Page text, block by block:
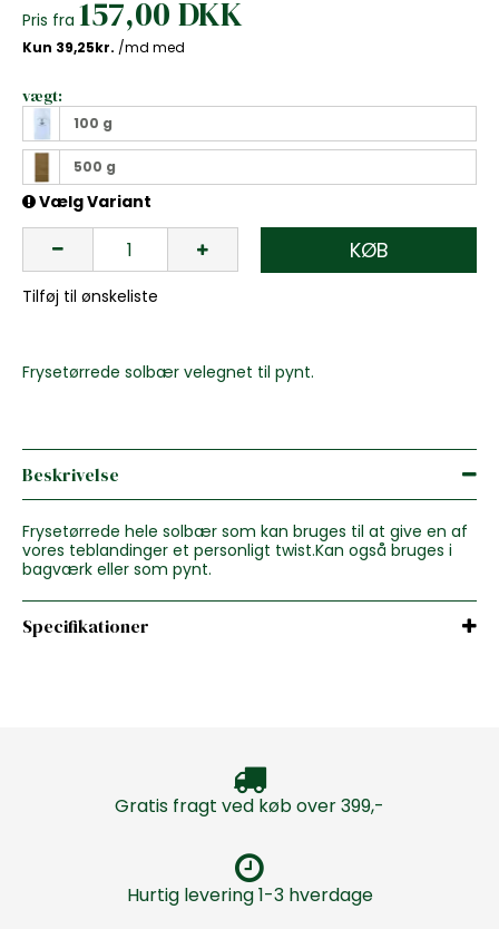
Pris fra 157,00 DKK
vægt:
100 g
500 g
Vælg Variant
KØB
Tilføj til ønskeliste
Frysetørrede solbær velegnet til pynt.
Beskrivelse
Frysetørrede hele solbær som kan bruges til at give en af
vores teblandinger et personligt twist.Kan også bruges i
bagværk eller som pynt.
Specifikationer
Gratis fragt ved køb over 399,-
Hurtig levering 1-3 hverdage